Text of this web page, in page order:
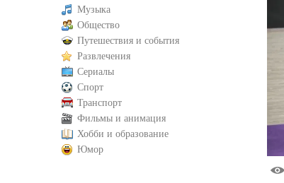
Музыка
Общество
Путешествия и события
Развлечения
Сериалы
Спорт
Транспорт
Фильмы и анимация
Хобби и образование
Юмор